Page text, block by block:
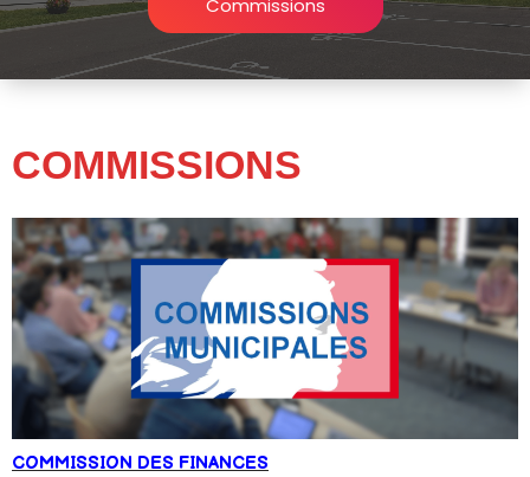
COMMISSIONS
COMMISSION DES FINANCES